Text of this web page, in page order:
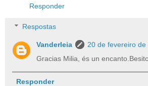
Responder
Respostas
Vanderleia
20 de fevereiro
Gracias Milia, és un
Responder